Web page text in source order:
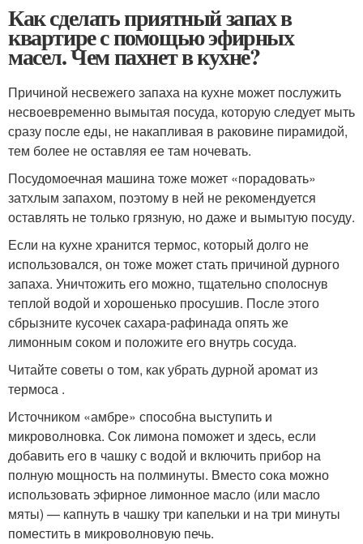
Как сделать приятный запах в
квартире с помощью эфирных
масел. Чем пахнет в кухне?
Причиной несвежего запаха на кухне может послужить
несвоевременно вымытая посуда, которую следует мыть
сразу после еды, не накапливая в раковине пирамидой,
тем более не оставляя ее там ночевать.
Посудомоечная машина тоже может «порадовать»
затхлым запахом, поэтому в ней не рекомендуется
оставлять не только грязную, но даже и вымытую посуду.
Если на кухне хранится термос, который долго не
использовался, он тоже может стать причиной дурного
запаха. Уничтожить его можно, тщательно сполоснув
теплой водой и хорошенько просушив. После этого
сбрызните кусочек сахара-рафинада опять же
лимонным соком и положите его внутрь сосуда.
Читайте советы о том, как убрать дурной аромат из
термоса .
Источником «амбре» способна выступить и
микроволновка. Сок лимона поможет и здесь, если
добавить его в чашку с водой и включить прибор на
полную мощность на полминуты. Вместо сока можно
использовать эфирное лимонное масло (или масло
мяты) — капнуть в чашку три капельки и на три минуты
поместить в микроволновую печь.